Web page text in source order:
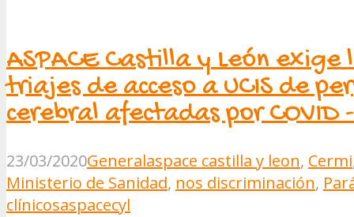
ASPACE Castilla y León exige
triajes de acceso a UCIS de
cerebral afectadas por COVID
23/03/2020Generalaspace castilla y leon, Cermi
Ministerio de Sanidad, nos discriminación,
clínicosaspacecyl